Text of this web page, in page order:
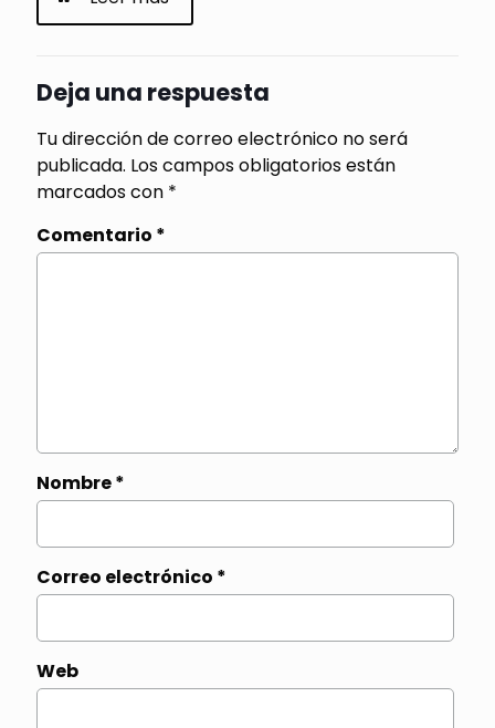
Deja una respuesta
Tu dirección de correo electrónico no será
publicada. Los campos obligatorios están
marcados con *
Comentario *
Nombre*
Correo electrónico *
Web